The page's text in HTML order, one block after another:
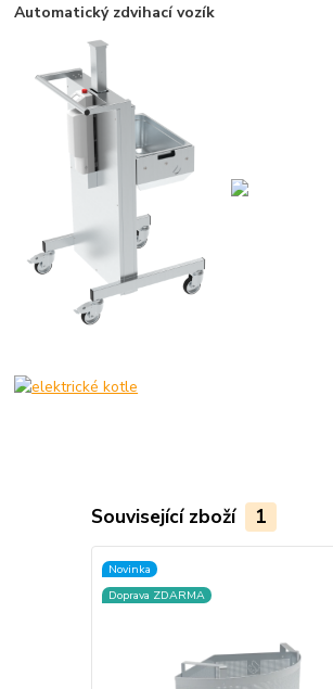
Automatický zdvihací vozík
Související zboží 1
Novinka
Doprava ZDARMA